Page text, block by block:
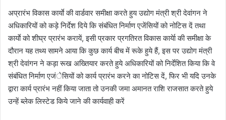
अप्रारंभ विकास कार्याे की वार्डवार समीक्षा करते हुय उद्योग मंत्री श्री देवांगन ने
अधिकारियों को कड़े निर्देश दिये कि संबंधित निर्माण एजेंसियों को नोटिस दें तथा
कार्याे को शीघ्र प्रारंभ करायें, इसी प्रकार प्रगतिरत विकास कार्येा की समीक्षा के
दौरान यह तथ्य सामने आया कि कुछ कार्य बीच में रूके हुये हैं, इस पर उद्योग मंत्री
श्री देवांगन ने कड़ा रूख अख्तियार करते हुये अधिकारियों को निर्देशित किया कि वे
संबंधित निर्माण एजंेसियों को कार्य प्रारंभ करने का नोटिस दें, फिर भी यदि उनके
द्वारा कार्य प्रारंभ नहीं किया जाता तो उनकी जमा अमानत राशि राजसात करते हुये
उन्हें ब्लेक लिस्टेड किये जाने की कार्यवाही करें